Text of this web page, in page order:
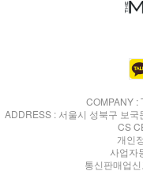
COMPANY :
ADDRESS : 서울시 성북구 보
CS
개인
사업자
통신판매업